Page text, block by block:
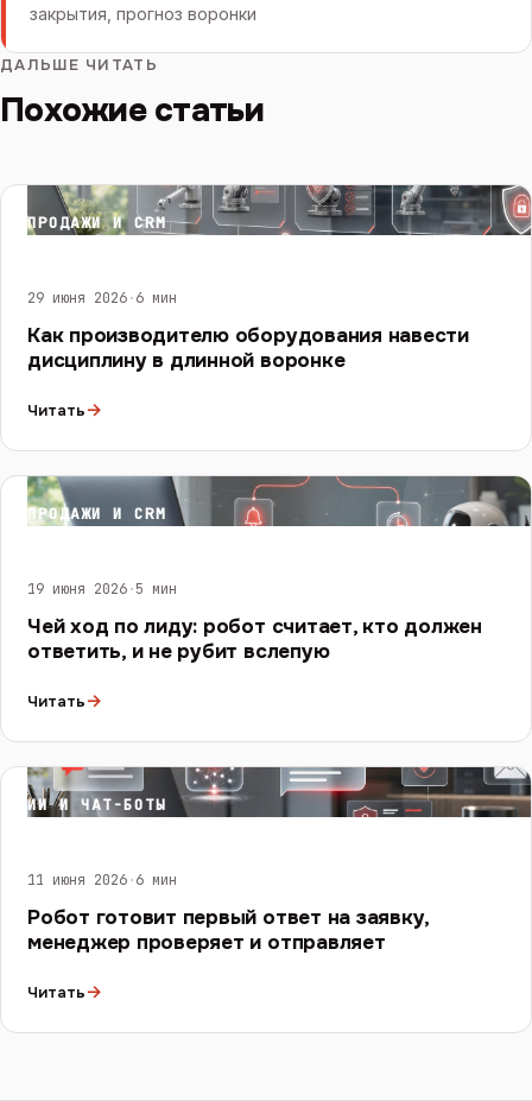
закрытия, прогноз воронки
ДАЛЬШЕ ЧИТАТЬ
Похожие статьи
ПРОДАЖИ И CRM
29 июня 2026·6 мин
Как производителю оборудования навести
дисциплину в длинной воронке
Читать→
ПРОДАЖИ И CRM
19 июня 2026·5 мин
Чей ход по лиду: робот считает, кто должен
ответить, и не рубит вслепую
Читать→
ИИ И ЧАТ-БОТЫ
11 июня 2026·6 мин
Робот готовит первый ответ на заявку,
менеджер проверяет и отправляет
Читать→